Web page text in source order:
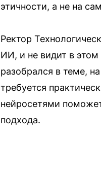
этичности, а не на
Ректор
ИИ, и не видит в этом
разобрался в теме,
требуется
нейросетями
подхода.